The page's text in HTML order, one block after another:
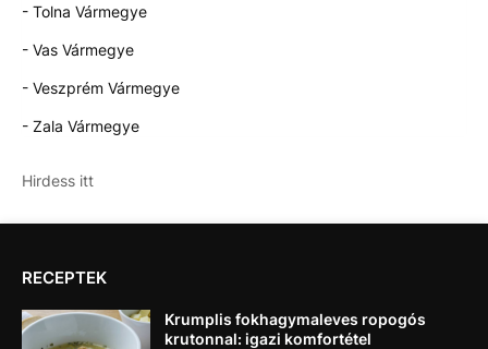
- Tolna Vármegye
- Vas Vármegye
- Veszprém Vármegye
- Zala Vármegye
Hirdess itt
RECEPTEK
Krumplis fokhagymaleves ropogós
krutonnal: igazi komfortétel